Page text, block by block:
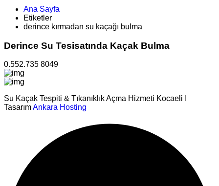
Ana Sayfa
Etiketler
derince kırmadan su kaçağı bulma
Derince Su Tesisatında Kaçak Bulma
0.552.735 8049
Su Kaçak Tespiti & Tıkanıklık Açma Hizmeti Kocaeli I
TasarımAnkara Hosting